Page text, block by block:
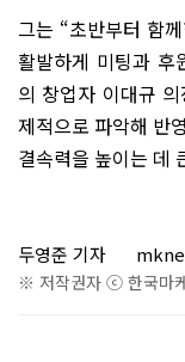
그는 “초반부터 함
활발하게 미팅과 후
의 창업자 이대규
제적으로 파악해 반
결속력을 높이는 데
두영준 기자
※ 저작권자 ⓒ 한국마